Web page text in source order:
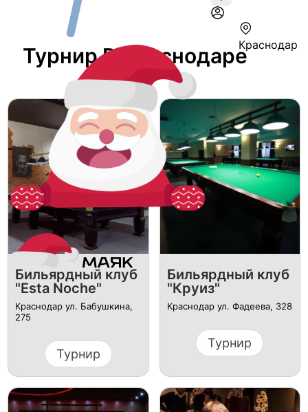
Краснодар
Турнир В Краснодаре
Бильярдный клуб
"Esta Noche"
Краснодар ул. Бабушкина,
275
Турнир
Бильярдный клуб
"Круиз"
Краснодар ул. Фадеева, 328
Турнир